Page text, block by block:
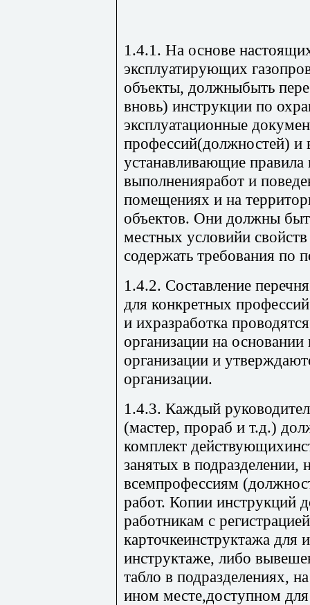
1.4.1. На основе
эксплуатирующих
объекты, должныбыть
вновь) инструкции по
эксплуатационные
профессий(должностей) и
устанавливающие правила
выполненияработ и
помещениях и на
объектов. Они должны
местных условийи
содержать требования по
1.4.2. Составление
для конкретных
и ихразработка
организации на
организации и
организации.
1.4.3. Каждый
(мастер, прораб и т.д.)
комплект
занятых в подразделении,
всемпрофессиям
работ. Копии инструкций
работникам с
карточкеинструктажа для
инструктаже, либо
табло в подразделениях,
ином месте,доступном